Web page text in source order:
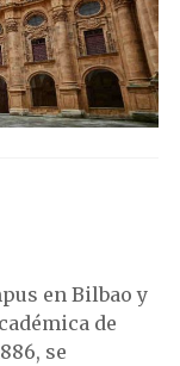
en Bilbao y
de
se